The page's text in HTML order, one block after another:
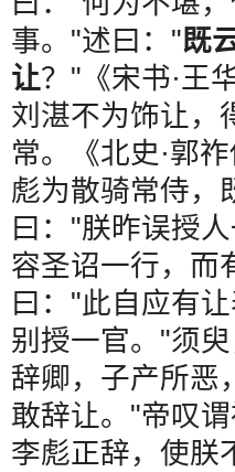
事。 "述曰： "既
让？ " 《宋书·王
刘湛不为饰让，
常。《北史 ·郭
彪为散骑常侍，
曰： "朕昨误授人
容圣诏一行，而
曰： "此自应有
别授一官。 "须臾
辞卿，子产所恶
敢辞让。 "帝叹谓
李彪正辞，使朕